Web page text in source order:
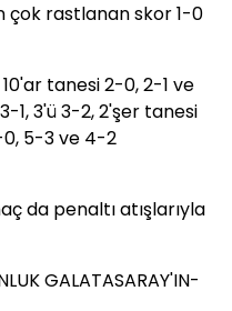
çok rastlanan skor 1-0
tanesi 2-0, 2-1 ve
1, 3'ü 3-2, 2'şer tanesi
0, 5-3 ve 4-2
da penaltı atışlarıyla
GALATASARAY'IN-